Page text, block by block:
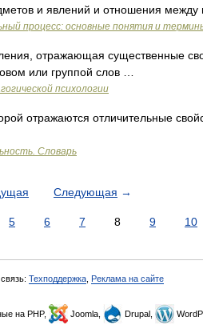
и явлений и отношения
процесс: основные понятия и
отражающая существенные
или группой слов …
психологии
отражаются отличительные
Словарь
Следующая →
5 6 7 8 9 10
Техподдержка Реклама на сайте
на PHP, Joomla, Drupal,